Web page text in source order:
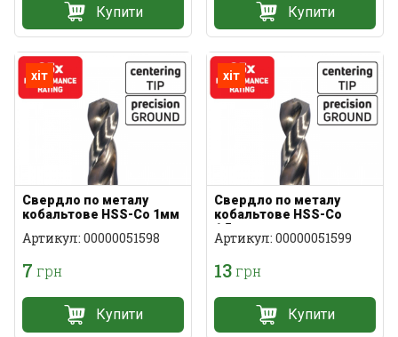
Купити Купити
хіт
Свердло по металу
кобальтове HSS-Co 1мм
Артикул: 00000051598
7 грн
Купити
хіт
Свердло по металу
кобальтове HSS-Co
1,5мм
Артикул: 00000051599
13грн
Купити